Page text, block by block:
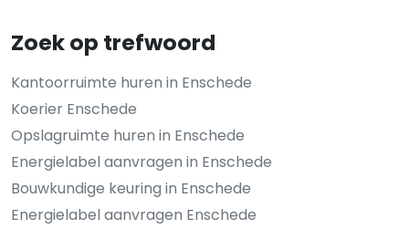
Zoek op trefwoord
Kantoorruimte huren in Enschede
Koerier Enschede
Opslagruimte huren in Enschede
Energielabel aanvragen in Enschede
Bouwkundige keuring in Enschede
Energielabel aanvragen Enschede